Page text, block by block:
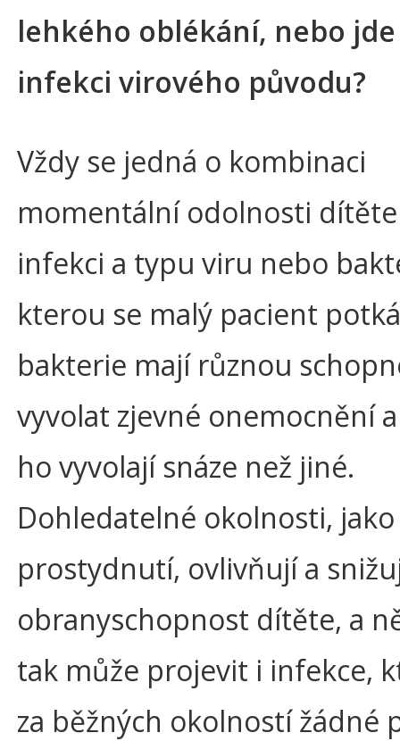
lehkého oblékání, nebo
infekci virového původu?
Vždy se jedná o kombinaci
momentální odolnosti
infekci a typu viru nebo
kterou se malý pacient
bakterie mají různou
vyvolat zjevné onemocnění
ho vyvolají snáze než jiné.
Dohledatelné okolnosti,
prostydnutí, ovlivňují a
obranyschopnost dítěte, a
tak může projevit i infekce,
za běžných okolností žádné